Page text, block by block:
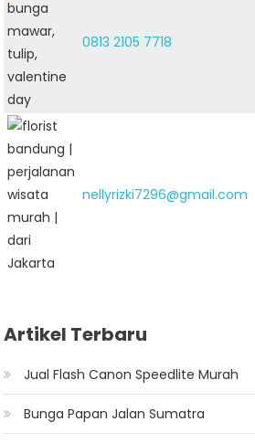
0813 2105 7718
nellyrizki7296@gmail.com
Artikel Terbaru
Jual Flash Canon Speedlite Murah
Bunga Papan Jalan Sumatra